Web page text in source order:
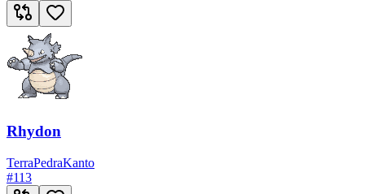
Rhydon
TerraPedraKanto
#113